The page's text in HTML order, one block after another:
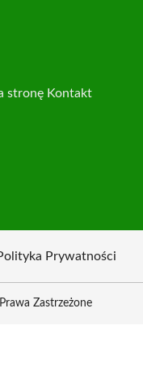
stronę Kontakt
Prywatności
Zastrzeżone